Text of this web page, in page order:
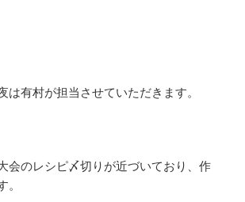
は有村が担当させていただきます。
会のレシピ〆切りが近づいており、作
。